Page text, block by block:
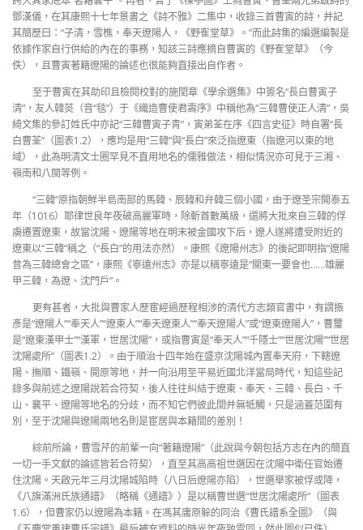
鄧漢儀，在其康熙十七年景書之《詩不雅》二集中，收錄三首曹寅的詩，并記
其簡歷曰：“子清，雪樵，奉天遼陽人，《野隺堂草》。”而此詩集的編選編製是
依據作家自行供給的內在的事務，知該三詩應摘自曹寅的《野隺堂草》（今
佚），且曹寅著籍遼陽的論述也很能夠直接出自作者。
至于曹寅在其助印且檢閱校對的施閏章《學余選集》中簽名“長白曹寅子
清”，友人韓菼（音“毯”）于《織造曹使君壽序》中稱他為“三韓曹使正人清”，吳
綺文集的參訂姓氏中亦記“三韓曹寅子青”，寅弟荃在序《四言史征》時自署“長
白曹荃”（圖表1.2），應均是用“三韓”與“長白”來泛指遼東（指遼河以東的地
域），此為明清文士圈罕見不直用地名的儒雅做法，相似情況亦可見于三湘、
嶺南和八閩等例。
“三韓”原指朝鮮半島南部的馬韓、辰韓和弁韓三個小國，由于遼圣宗開泰五
年（1016）耶律世良年夜破高麗軍時，除斬首數萬級，還將大批來自三韓的俘
虜遷置遼東，故當沈陽、遼陽等地在明末被金國攻下后，遼人遂將遭受附近的
遼東以“三韓”稱之（“長白”的用法亦然）。康熙《遼陽州志》的後記即明指“遼陽
昔為三韓總會之區”，康熙《寧遠州志》亦是以稱寧遠是“關東一要會也……雄麗
甲三韓，為遼、沈門戶”。
更有甚者，大批與曹家人歷宦經過歷程相涉的清代方志類官書中，有謂振
彥是“遼陽人”“奉天人”“遼東人”“奉天遼東人”“奉天遼陽人”或“遼東遼陽人”，曹璽
是“遼東漢甲士”“漢軍，世居沈陽”，或指曹寅是“奉天人”“千隱士”“世居沈陽”“世居
沈陽處所”（圖表1.2）。由于順治十四年始在盛京沈陽城內置奉天府，下轄遼
陽、撫順、鐵嶺、開原等地，并一向沿用至平易近國北洋當局時代，知這些記
錄多與前述之遼陽說若合符契，後人往往糾結于遼東、奉天、三韓、長白、千
山、襄平、遼陽等地名的分歧，而不知它們彼此間并無牴觸，只是涵蓋范圍有
別，至于沈陽與遼陽兩地名則是宦居與本籍間的差別！
綜前所論，曹雪芹的前輩一向“著籍遼陽”（此說與今朝包括方志在內的簡直
一切一手文獻的論述皆若合符契），直至其高高祖世選因在沈陽中衛任官始遷
住沈陽。天啟元年三月沈陽城陷時（八日后遼陽亦陷），世選舉家被俘或降，
《八旗滿洲氏族通譜》（略稱《通譜》）是以稱曹世選“世居沈陽處所”（圖表
1.6），但曹家仍以遼陽為本籍。在馮其庸原躲的同治《曹氏譜系全圖》（與